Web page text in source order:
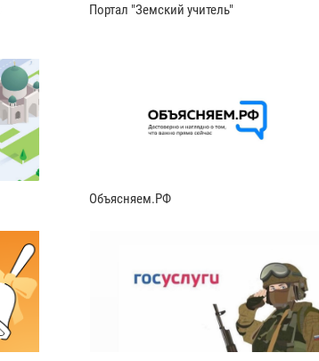
Портал "Земский учитель"
Объясняем.РФ